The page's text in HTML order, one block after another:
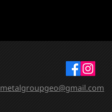
metalgroupgeo@gmail.com